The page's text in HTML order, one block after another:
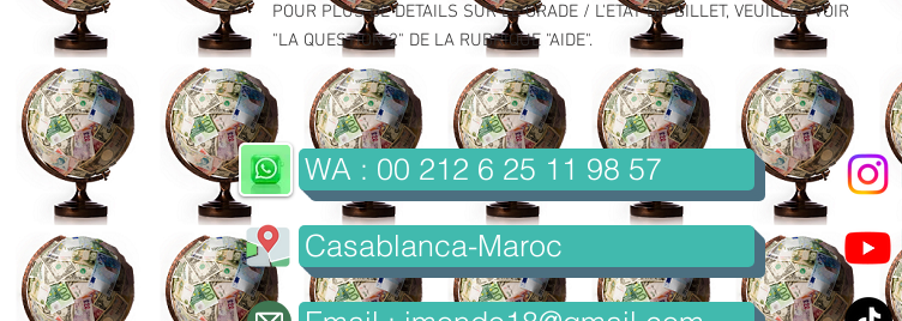
POUR PLUS DE DETAILS SUR LE GRADE / L'ETAT DU BILLET, VEUILLEZ VOIR
"LA QUESTION 2" DE LA RUBRIQUE "AIDE".
WA : 00 212 6 25 11 98 57
Casablanca-Maroc